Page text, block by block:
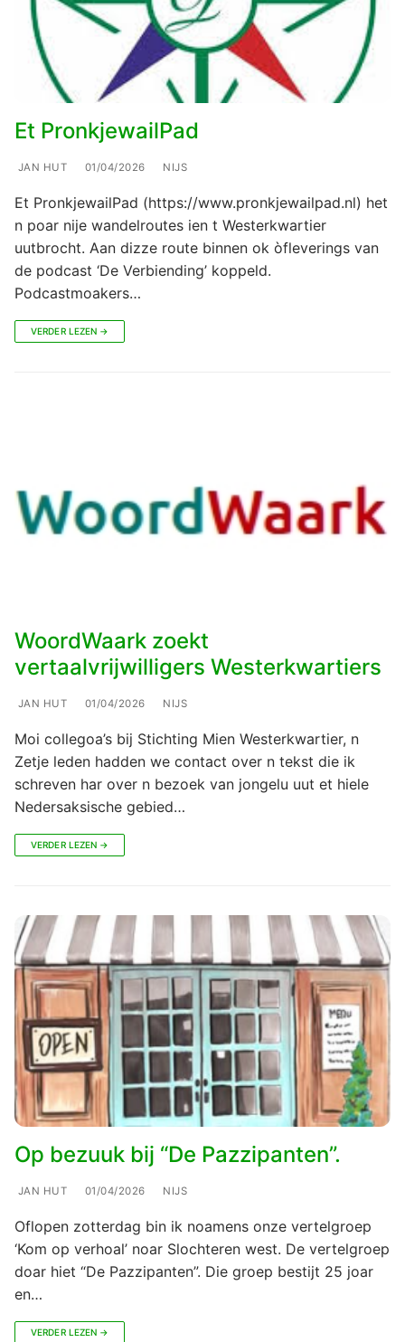
Et PronkjewailPad
JAN HUT 01/04/2026 NIJS
Et PronkjewailPad (https://www.pronkjewailpad.nl) het
n poar nije wandelroutes ien t Westerkwartier
uutbrocht. Aan dizze route binnen ok òfleverings van
de podcast ‘De Verbiending’ koppeld.
Podcastmoakers…
VERDER LEZEN →
WoordWaark zoekt
vertaalvrijwilligers Westerkwartiers
JAN HUT 01/04/2026 NIJS
Moi collegoa’s bij Stichting Mien Westerkwartier, n
Zetje leden hadden we contact over n tekst die ik
schreven har over n bezoek van jongelu uut et hiele
Nedersaksische gebied…
VERDER LEZEN →
Op bezuuk bij “De Pazzipanten”.
JAN HUT 01/04/2026 NIJS
Oflopen zotterdag bin ik noamens onze vertelgroep
‘Kom op verhoal’ noar Slochteren west. De vertelgroep
doar hiet “De Pazzipanten”. Die groep bestijt 25 joar
en…
VERDER LEZEN →